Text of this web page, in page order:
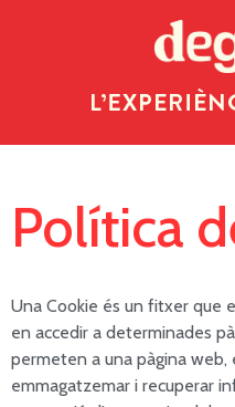
Política
Una Cookie és un fitxer que
en accedir a determinades
permeten a una pàgina web,
emmagatzemar i recuperar